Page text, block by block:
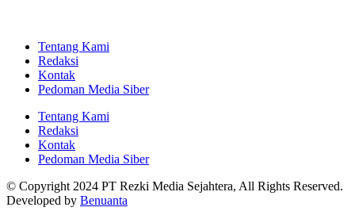
Tentang Kami
Redaksi
Kontak
Pedoman Media Siber
Tentang Kami
Redaksi
Kontak
Pedoman Media Siber
© Copyright 2024 PT Rezki Media Sejahtera, All Rights Reserved.
Developed by Benuanta